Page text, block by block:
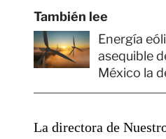
También lee
Energía
asequible
México la
La directora de